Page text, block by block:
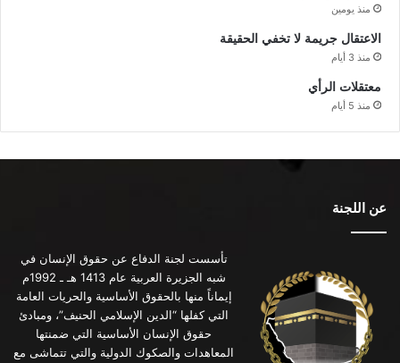
منذ يومين
الاعتقال جريمة لا تخفي الحقيقة
منذ 3 أيام
معتقلات الرأي
منذ 5 أيام
عن اللجنة
تأسست لجنة الدفاع عن حقوق الإنسان في
شبه الجزيرة العربية عام 1413 هـ ـ 1992م
إيماناً منها بالحقوق الأساسية والحريات العامة
التي كفلها “الدين الإسلامي الحنيف”، ومبادئ
حقوق الإنسان الأساسية التي ضمنتها
المعاهدات والصكوك الدولية والتي تتماشى مع